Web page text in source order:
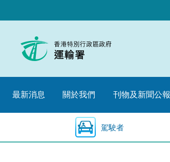
至
始
最新消息 關於我們 刊物及新聞公報
駕駛者